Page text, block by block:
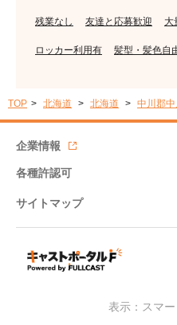
残業なし 友達と応募歓迎 大
ロッカー利用有 髪型・髪色自
TOP 北海道 北海道 中川郡
企業情報
各種許認可
サイトマップ
表示：スマ